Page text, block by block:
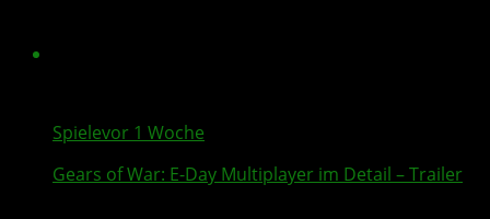
Spielevor 1 Woche
Gears of War: E-Day Multiplayer im Detail – Trailer